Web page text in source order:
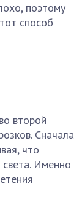
поэтому
способ
второй
Сначала
что
Именно